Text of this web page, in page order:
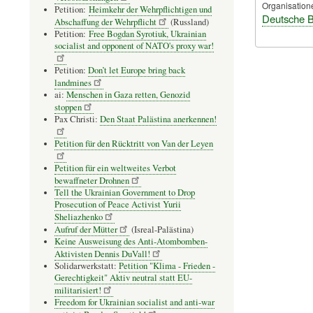
Deutsche
Petition: Heimkehr der Wehrpflichtigen und
Abschaffung der Wehrpflicht
(Russland)
Petition: Free Bogdan Syrotiuk, Ukrainian
socialist and opponent of NATO's proxy war!
Petition: Don’t let Europe bring back
landmines
ai: Menschen in Gaza retten, Genozid
stoppen
Pax Christi: Den Staat Palästina anerkennen!
Petition für den Rücktritt von Van der Leyen
Petition für ein weltweites Verbot
bewaffneter Drohnen
Tell the Ukrainian Government to Drop
Prosecution of Peace Activist Yurii
Sheliazhenko
Aufruf der Mütter
(Isreal-Palästina)
Keine Ausweisung des Anti-Atombomben-
Aktivisten Dennis DuVall!
Solidarwerkstatt: Petition "Klima - Frieden -
Gerechtigkeit" Aktiv neutral statt EU-
militarisiert!
Freedom for Ukrainian socialist and anti-war